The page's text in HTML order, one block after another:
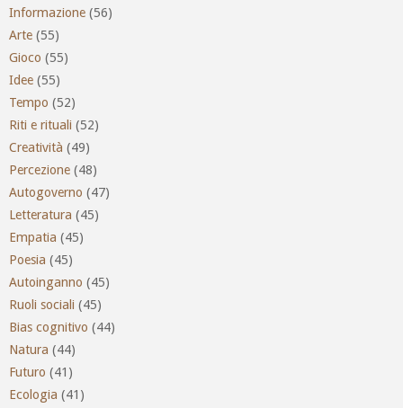
Informazione (56)
Arte (55)
Gioco (55)
Idee (55)
Tempo (52)
Riti e rituali (52)
Creatività (49)
Percezione (48)
Autogoverno (47)
Letteratura (45)
Empatia (45)
Poesia (45)
Autoinganno (45)
Ruoli sociali (45)
Bias cognitivo (44)
Natura (44)
Futuro (41)
Ecologia (41)